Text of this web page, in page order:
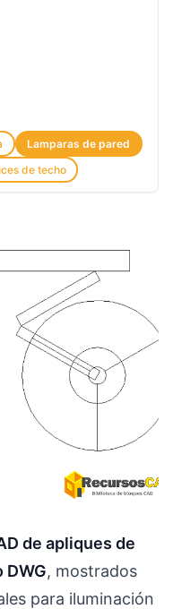
Lamparas de pared
de techo
de apliques de
, mostrados
para iluminación